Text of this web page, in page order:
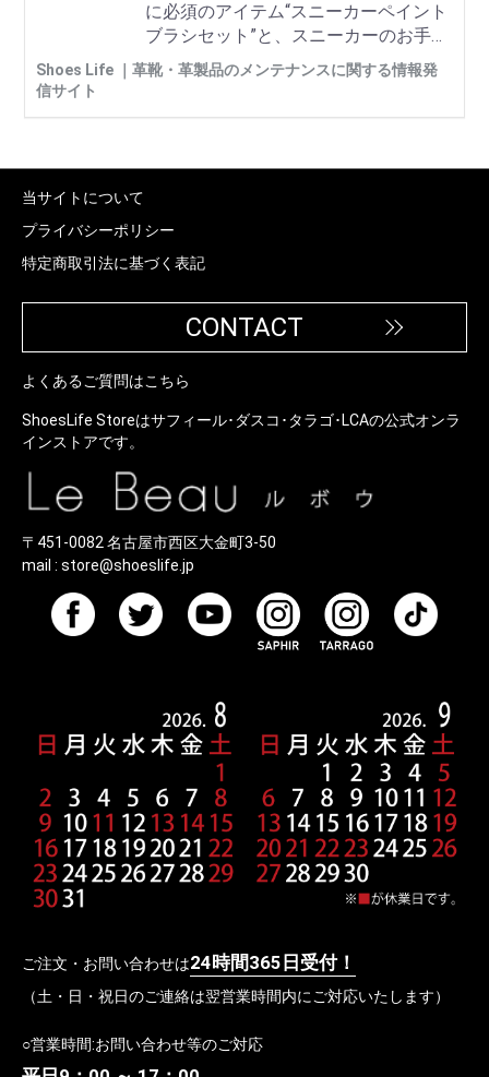
に必須のアイテム“スニーカーペイント
ブラシセット”と、スニーカーのお手入
れ時に便利な“スニーカーマイクロファ
イバークロス”が発売されます。TARRA
Shoes Life ｜革靴・革製品のメンテナンスに関する情報発
信サイト
当サイトについて
プライバシーポリシー
特定商取引法に基づく表記
CONTACT
よくあるご質問はこちら
ShoesLife Storeはサフィール･ダスコ･タラゴ･LCAの公式オンラ
インストアです。
〒451-0082 名古屋市西区大金町3-50
mail : store@shoeslife.jp
ご注文・お問い合わせは24時間365日受付！
（土・日・祝日のご連絡は翌営業時間内にご対応いたします）
○営業時間:お問い合わせ等のご対応